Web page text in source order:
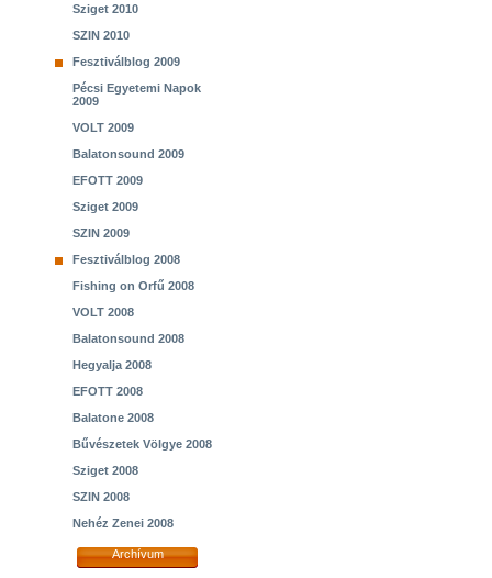
Sziget 2010
SZIN 2010
Fesztiválblog 2009
Pécsi Egyetemi Napok
2009
VOLT 2009
Balatonsound 2009
EFOTT 2009
Sziget 2009
SZIN 2009
Fesztiválblog 2008
Fishing on Orfű 2008
VOLT 2008
Balatonsound 2008
Hegyalja 2008
EFOTT 2008
Balatone 2008
Bűvészetek Völgye 2008
Sziget 2008
SZIN 2008
Nehéz Zenei 2008
Archívum